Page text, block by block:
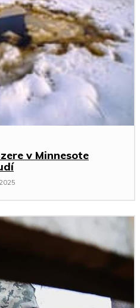
v Minnesote